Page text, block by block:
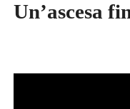
Un’ascesa